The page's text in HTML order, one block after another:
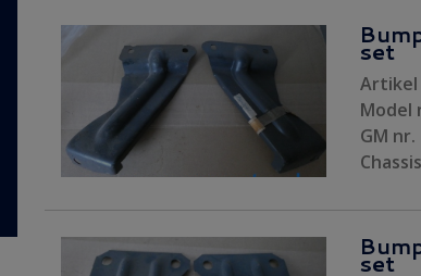
set
Artikel
Model
GM nr.
set